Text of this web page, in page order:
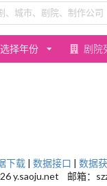
选择年份 剧院
下载 | 数据接口 | 数据
y.saoju.net 邮箱：